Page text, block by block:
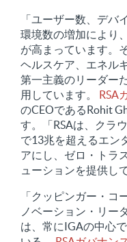
「ユーザー数、デバ
環境数の増加により
が高まっています。
ヘルスケア、エネル
第一主義のリーダー
用しています。 RSA
のCEOであるRohit
す。「RSAは、クラ
で13兆を超えるエン
アにし、ゼロ・トラ
ューションを提供し
「クッピンガー・コ
ノベーション・リー
は、常にIGAの中心